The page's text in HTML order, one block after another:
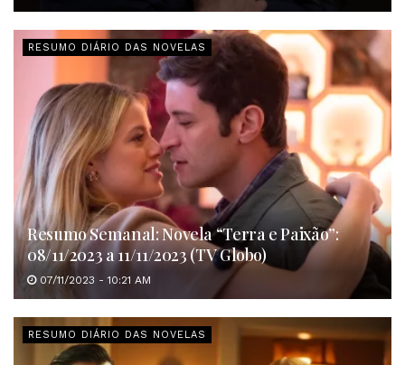
RESUMO DIÁRIO DAS NOVELAS
Resumo Semanal: Novela “Terra e Paixão”:
08/11/2023 a 11/11/2023 (TV Globo)
07/11/2023 - 10:21 AM
RESUMO DIÁRIO DAS NOVELAS